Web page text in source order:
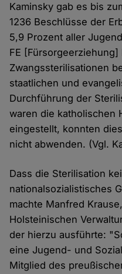
Kaminsky gab es bis
1236 Beschlüsse der
5,9 Prozent aller
FE
Zwangssterilisationen
staatlichen und
Durchführung der
waren die katholischen
eingestellt, konnten
nicht abwenden. (Vgl.
Dass die Sterilisation
nationalsozialistisches
machte Manfred
Holsteinischen
der hierzu ausführte:
eine Jugend- und
Mitglied des